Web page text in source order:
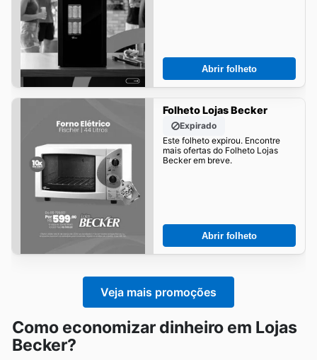
Abrir folheto
Folheto Lojas Becker
Expirado
Este folheto expirou. Encontre
mais ofertas do Folheto Lojas
Becker em breve.
Abrir folheto
Veja mais promoções
Como economizar dinheiro em Lojas
Becker?